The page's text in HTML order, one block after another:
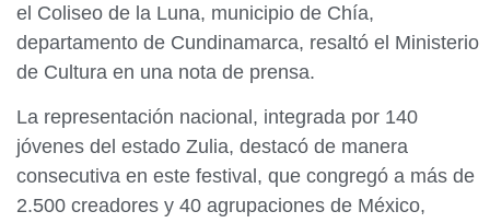
el Coliseo de la Luna, municipio de Chía,
departamento de Cundinamarca, resaltó el Ministerio
de Cultura en una nota de prensa.
La representación nacional, integrada por 140
jóvenes del estado Zulia, destacó de manera
consecutiva en este festival, que congregó a más de
2.500 creadores y 40 agrupaciones de México,